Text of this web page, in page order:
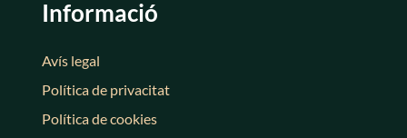
Informació
Avís legal
Política de privacitat
Política de cookies